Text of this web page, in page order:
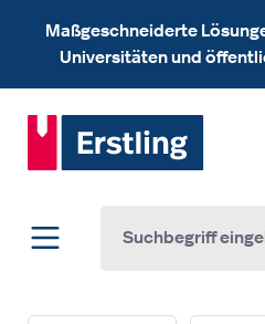
Zum Hauptinhalt springen
Maßgeschneiderte
Universitäten und